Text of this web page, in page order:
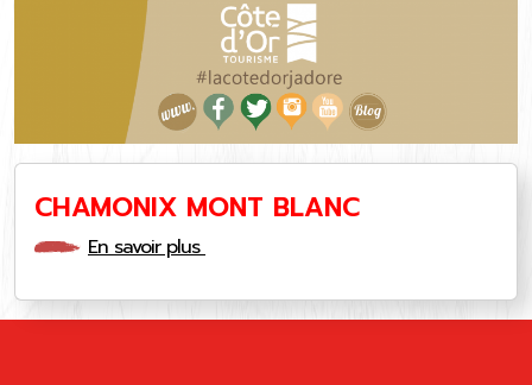
CHAMONIX MONT BLANC
En savoir plus